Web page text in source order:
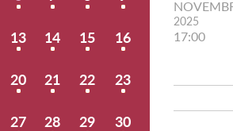
13 14 15 16
20 21 22 23
27 28 29 30
2025
17:00